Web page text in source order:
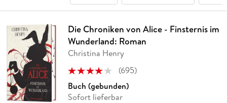
Die Chroniken von Alice - Finsternis im
Wunderland: Roman
Christina Henry
(695)
Buch (gebunden)
Sofort lieferbar